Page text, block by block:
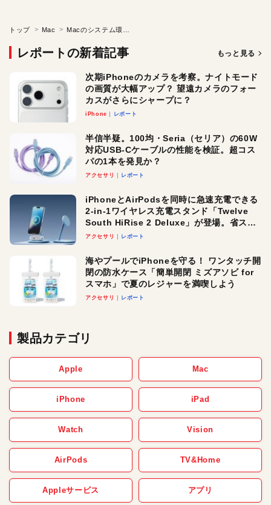
トップ Mac
レポートの新着記事 もっと見る
次期iPhoneのカメラを考察。ナイトモード
の画質が大幅アップ？ 望遠カメラのフォー
カスがさらにシャープに？
iPhone レポート
半信半疑。100均・Seria（セリア）の60W
対応USB-Cケーブルの性能を検証。超コス
パの1本を発見か？
アクセサリ レポート
iPhoneとAirPodsを同時に急速充電できる
2-in-1ワイヤレス充電スタンド「Twelve
South HiRise 2 Deluxe」が登場。省スペ
ースでおしゃれに充電したい人にオスス
アクセサリ レポート
海やプールでiPhoneを守る！ ワンタッチ開
閉の防水ケース「簡単開閉 ミズアソビ for
スマホ」で夏のレジャーを満喫しよう
アクセサリ レポート
製品カテゴリ
Apple Mac
iPhone iPad
Watch Vision
AirPods TV&Home
Appleサービス アプリ